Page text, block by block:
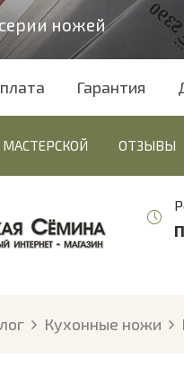
ножей
Гарантия
МАСТЕРСКОЙ ОТЗЫВЫ
Кухонные ножи